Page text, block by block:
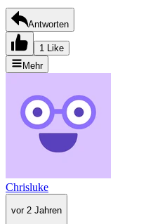
Antworten
1 Like
Mehr
Chrisluke
vor 2 Jahren